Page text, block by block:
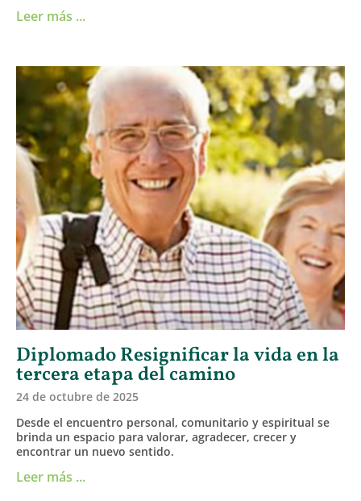
Leer más ...
Diplomado Resignificar la vida en la
tercera etapa del camino
24 de octubre de 2025
Desde el encuentro personal, comunitario y espiritual se
brinda un espacio para valorar, agradecer, crecer y
encontrar un nuevo sentido.
Leer más ...